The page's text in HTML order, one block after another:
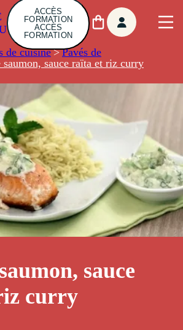
ACCÈS
FORMATION
ACCÈS
FORMATION
de cuisine> Pavés de
saumon, sauce raïta et riz curry
sauce
curry